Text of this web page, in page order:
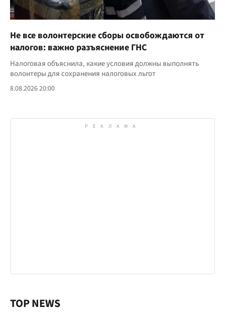
Не все волонтерские сборы освобождаются от
налогов: важно разъяснение ГНС
Налоговая объяснила, какие условия должны выполнять
волонтеры для сохранения налоговых льгот
8.08.2026 20:00
TOP NEWS